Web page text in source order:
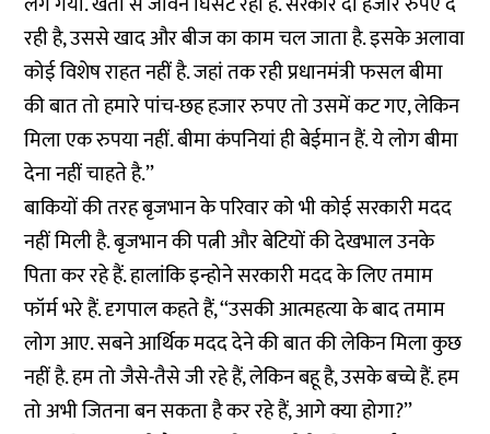
रही है, उससे खाद और बीज का काम चल जाता है. इसके अलावा
कोई विशेष राहत नहीं है. जहां तक रही प्रधानमंत्री फसल बीमा
की बात तो हमारे पांच-छह हजार रुपए तो उसमें कट गए, लेकिन
मिला एक रुपया नहीं. बीमा कंपनियां ही बेईमान हैं. ये लोग बीमा
देना नहीं चाहते है.’’
बाकियों की तरह बृजभान के परिवार को भी कोई सरकारी मदद
नहीं मिली है. बृजभान की पत्नी और बेटियों की देखभाल उनके
पिता कर रहे हैं. हालांकि इन्होने सरकारी मदद के लिए तमाम
फॉर्म भरे हैं. दृगपाल कहते हैं, ‘‘उसकी आत्महत्या के बाद तमाम
लोग आए. सबने आर्थिक मदद देने की बात की लेकिन मिला कुछ
नहीं है. हम तो जैसे-तैसे जी रहे हैं, लेकिन बहू है, उसके बच्चे हैं. हम
तो अभी जितना बन सकता है कर रहे हैं, आगे क्या होगा?’’